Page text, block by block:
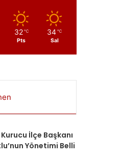
32 ℃
Pts
34 ℃
Sal
İlçe Başkanı
Yönetimi Belli